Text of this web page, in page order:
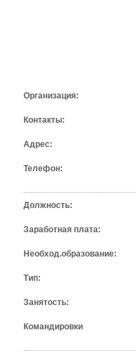
Организация:
Контакты:
Адрес:
Телефон:
Должность:
Заработная плата:
Необход.образование:
Тип:
Занятость:
Командировки